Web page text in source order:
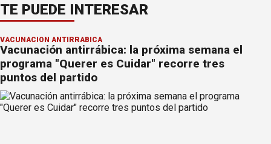
TE PUEDE INTERESAR
VACUNACIÓN ANTIRRÁBICA
Vacunación antirrábica: la próxima semana el
programa "Querer es Cuidar" recorre tres
puntos del partido